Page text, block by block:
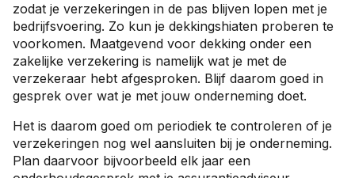
zodat je verzekeringen in de pas blijven lopen met je
bedrijfsvoering. Zo kun je dekkingshiaten proberen te
voorkomen. Maatgevend voor dekking onder een
zakelijke verzekering is namelijk wat je met de
verzekeraar hebt afgesproken. Blijf daarom goed in
gesprek over wat je met jouw onderneming doet.
Het is daarom goed om periodiek te controleren of je
verzekeringen nog wel aansluiten bij je onderneming.
Plan daarvoor bijvoorbeeld elk jaar een